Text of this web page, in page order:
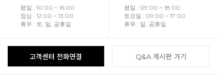
평일 : 10:00 ~ 16:00
점심 : 12:00 ~ 13:00
휴무 : 토, 일, 공휴일
평일 : 09:00 ~ 18:00
토요일 : 09:00 ~ 17:00
휴무 : 일, 공휴일
고객센터 전화연결 Q&A 게시판 가기